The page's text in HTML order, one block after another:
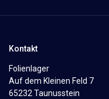
Kontakt
Folienlager
Auf dem Kleinen Feld 7
65232 Taunusstein